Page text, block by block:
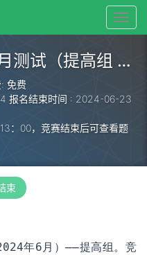
贵州省信息学奥赛每月测试（提高组 2024年6月）
免费
报名结束时间 : 2024-06-23
：00，竞赛结束后可查看题
束
年6月）——提高组。竞